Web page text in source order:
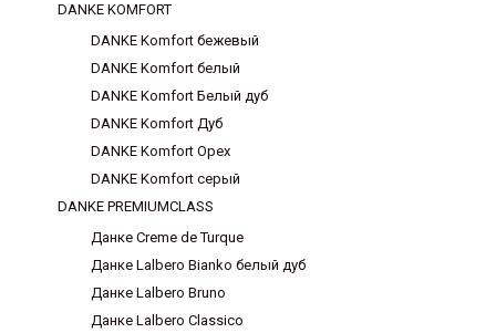
DANKE KOMFORT
DANKE Komfort бежевый
DANKE Komfort белый
DANKE Komfort Белый дуб
DANKE Komfort Дуб
DANKE Komfort Орех
DANKE Komfort серый
DANKE PREMIUMCLASS
Данке Creme de Turque
Данке Lalbero Bianko белый дуб
Данке Lalbero Bruno
Данке Lalbero Classico